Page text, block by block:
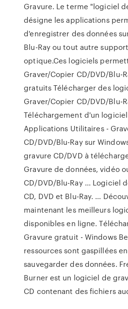
Gravure. Le terme "logiciel
désigne les applications
d'enregistrer des données
Blu-Ray ou tout autre
optique.Ces logiciels
Graver/Copier CD/DVD/Blu-
gratuits Télécharger des
Graver/Copier CD/DVD/Blu-
Téléchargement d'un
Applications Utilitaires -
CD/DVD/Blu-Ray sur
gravure CD/DVD à
Gravure de données, vidéo
CD/DVD/Blu-Ray ... Logiciel
CD, DVD et Blu-Ray. ...
maintenant les meilleurs
disponibles en ligne.
Gravure gratuit - Windows
ressources sont gaspillées
sauvegarder des données.
Burner est un logiciel de
CD contenant des fichiers